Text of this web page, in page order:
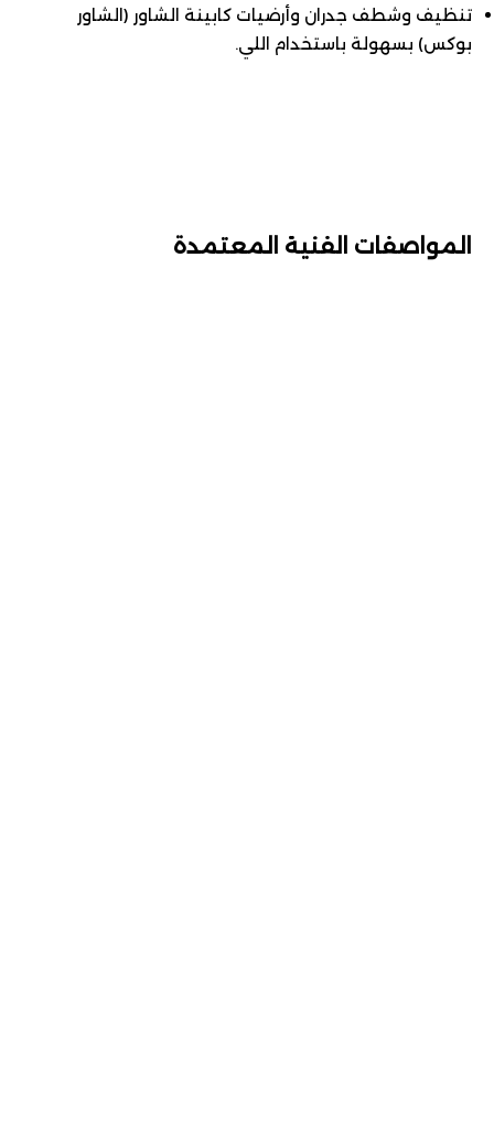
تنظيف وشطف جدران وأرضيات كابينة الشاور (الشاور
بوكس) بسهولة باستخدام اللي.
المواصفات الفنية المعتمدة